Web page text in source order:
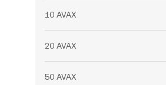
10 AVAX
20 AVAX
50 AVAX